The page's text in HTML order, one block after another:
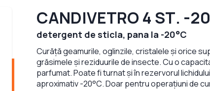
CANDIVETRO 4 ST. -20
detergent de sticla, pana la -20°C
Curăță geamurile, oglinzile, cristalele și orice
grăsimele și reziduurile de insecte. Cu o
parfumat. Poate fi turnat și în rezervorul
aproximativ -20°C. Doar pentru operațiuni de